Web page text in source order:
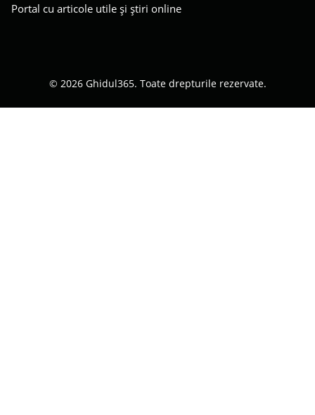
Portal cu articole utile și știri online
© 2026 Ghidul365. Toate drepturile rezervate.